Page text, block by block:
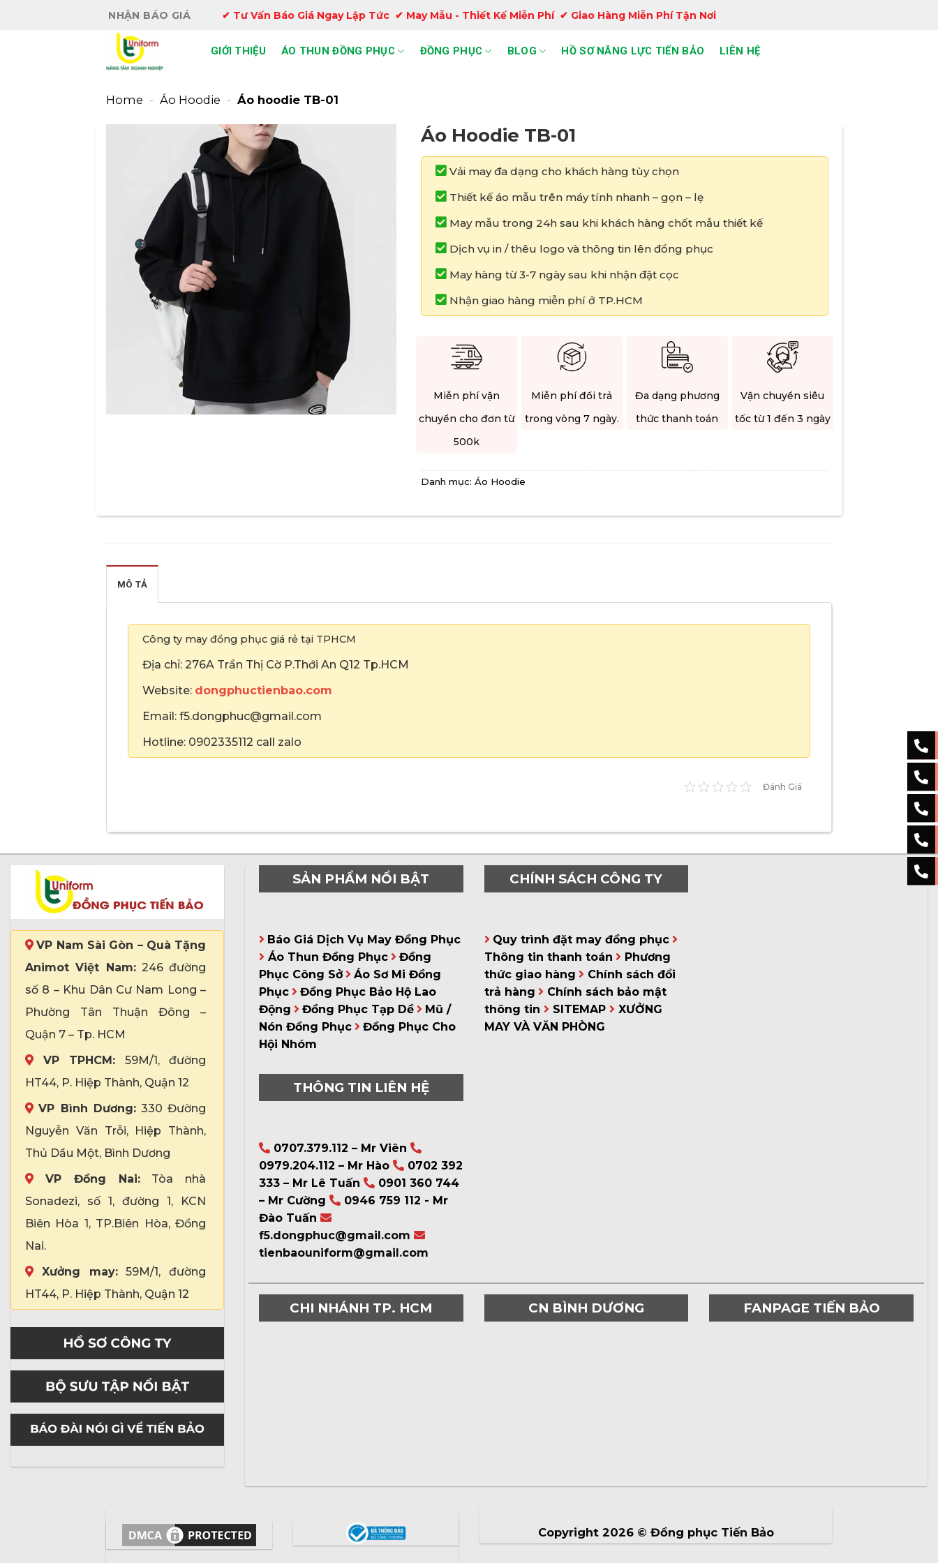
NHẬN BÁO GIÁ ✔ Tư Vấn Báo Giá Ngay Lập Tức ✔ May Mẫu - Thiết Kế Miễn Phí ✔ Giao Hàng Miễn Phí Tận Nơi
GIỚI THIỆU ÁO THUN ĐỒNG PHỤC ĐỒNG PHỤC BLOG HỒ SƠ NĂNG LỰC TIẾN BẢO LIÊN HỆ
Home - Áo Hoodie - Áo hoodie TB-01
Áo Hoodie TB-01
Vải may đa dạng cho khách hàng tùy chọn
Thiết kế áo mẫu trên máy tính nhanh – gọn – lẹ
May mẫu trong 24h sau khi khách hàng chốt mẫu thiết kế
Dịch vụ in / thêu logo và thông tin lên đồng phục
May hàng từ 3-7 ngày sau khi nhận đặt cọc
Nhận giao hàng miễn phí ở TP.HCM
Miễn phí vận
chuyển cho đơn từ
500k
Miễn phí đổi trả
trong vòng 7 ngày.
Đa dạng phương
thức thanh toán
Vận chuyển siêu
tốc từ 1 đến 3 ngày
Danh mục: Áo Hoodie
MÔ TẢ
Công ty may đồng phục giá rẻ tại TPHCM
Địa chỉ: 276A Trần Thị Cờ P.Thới An Q12 Tp.HCM
Website: dongphuctienbao.com
Email: f5.dongphuc@gmail.com
Hotline: 0902335112 call zalo
Đánh Giá
VP Nam Sài Gòn – Quà Tặng
Animot Việt Nam:246 đường
số 8 – Khu Dân Cư Nam Long –
Phường Tân Thuận Đông –
Quận 7 – Tp. HCM
VP TPHCM: 59M/1, đường
HT44, P. Hiệp Thành, Quận 12
VP Bình Dương:330 Đường
Nguyễn Văn Trỗi, Hiệp Thành,
Thủ Dầu Một, Bình Dương
VP Đồng Nai:Tòa nhà
Sonadezi, số 1, đường 1, KCN
Biên Hòa 1, TP.Biên Hòa, Đồng
Nai.
Xưởng may:59M/1, đường
HT44, P. Hiệp Thành, Quận 12
SẢN PHẨM NỔI BẬT
Báo Giá Dịch Vụ May Đồng Phục
Áo Thun Đồng Phục
Đồng
Phục Công Sở
Áo Sơ Mi Đồng
Phục
Đồng Phục Bảo Hộ Lao
Động
Đồng Phục Tạp Dề
Mũ /
Nón Đồng Phục
Đồng Phục Cho
Hội Nhóm
CHÍNH SÁCH CÔNG TY
Quy trình đặt may đồng phục
Thông tin thanh toán
Phương
thức giao hàng
Chính sách đổi
trả hàng
Chính sách bảo mật
thông tin
SITEMAP
XƯỞNG
MAY VÀ VĂN PHÒNG
THÔNG TIN LIÊN HỆ
0707.379.112 – Mr Viên
0979.204.112 – Mr Hào
0702 392
333 – Mr Lê Tuấn
0901 360 744
– Mr Cường
0946 759 112 - Mr
Đào Tuấn
f5.dongphuc@gmail.com
tienbaouniform@gmail.com
CHI NHÁNH TP. HCM CN BÌNH DƯƠNG FANPAGE TIẾN BẢO
Copyright 2026 © Đồng phục Tiến Bảo